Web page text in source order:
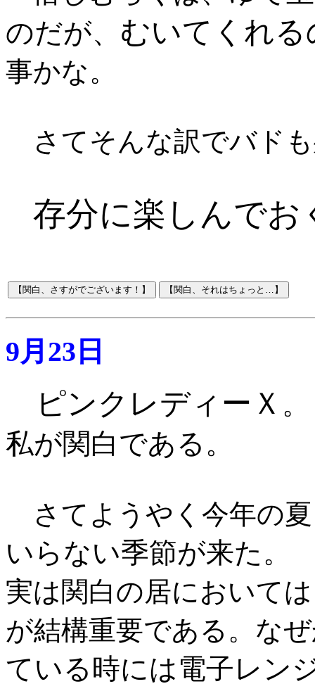
のだが、 むいてくれ
事かな。
さてそんな訳でバド
存分に楽しんでお
9月23日
ピンクレディーＸ 。
私が関白である。
さてようやく今年の
いらない季節が来た 。
実は関白の居において
が結構重要である。な
ている時には電子レン